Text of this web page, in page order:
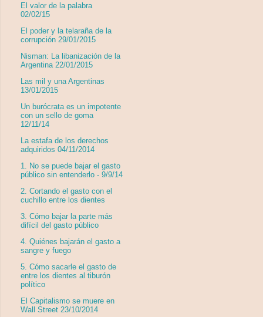
El valor de la palabra
02/02/15
El poder y la telaraña de la
corrupción 29/01/2015
Nisman: La libanización de la
Argentina 22/01/2015
Las mil y una Argentinas
13/01/2015
Un burócrata es un impotente
con un sello de goma
12/11/14
La estafa de los derechos
adquiridos 04/11/2014
1. No se puede bajar el gasto
público sin entenderlo - 9/9/14
2. Cortando el gasto con el
cuchillo entre los dientes
3. Cómo bajar la parte más
difícil del gasto público
4. Quiénes bajarán el gasto a
sangre y fuego
5. Cómo sacarle el gasto de
entre los dientes al tiburón
político
El Capitalismo se muere en
Wall Street 23/10/2014